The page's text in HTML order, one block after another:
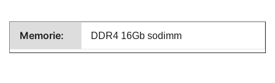
Memorie: DDR4 16Gb sodimm